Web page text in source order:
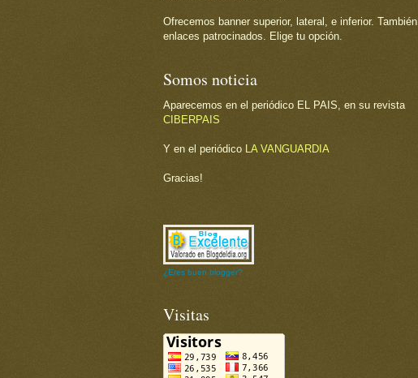
Ofrecemos banner superior, lateral, e inferior. También
enlaces patrocinados. Elige tu opción.
Somos noticia
Aparecemos en el periódico EL PAIS, en su revista
CIBERPAIS
Y en el periódico LA VANGUARDIA
Gracias!
¿Eres buen blogger?
Visitas